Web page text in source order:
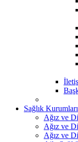
Sağlık Kurumları
Ağız ve
Ağız ve
Ağız ve